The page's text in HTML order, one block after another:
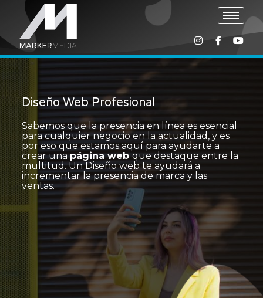
Diseño Web Profesional
Sabemos que la presencia en línea es esencial
para cualquier negocio en la actualidad, y es
por eso que estamos aquí para ayudarte a
crear unapágina webque destaque entre la
multitud. Un Diseño web te ayudará a
incrementar la presencia de marca y las
ventas.